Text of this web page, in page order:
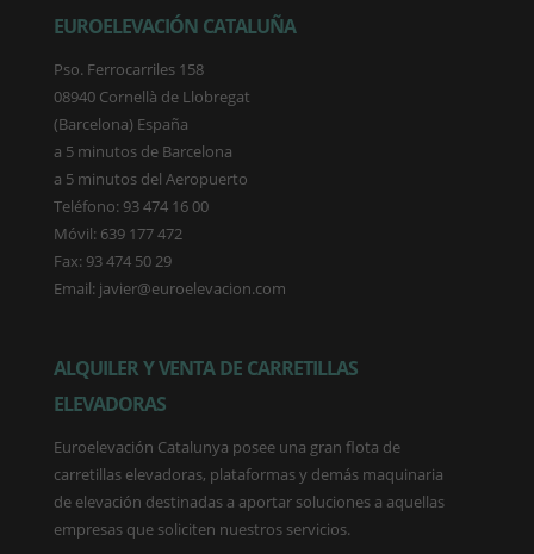
EUROELEVACIÓN CATALUÑA
Pso. Ferrocarriles 158
08940 Cornellà de Llobregat
(Barcelona) España
a 5 minutos de Barcelona
a 5 minutos del Aeropuerto
Teléfono: 93 474 16 00
Móvil: 639 177 472
Fax: 93 474 50 29
Email: javier@euroelevacion.com
ALQUILER Y VENTA DE CARRETILLAS
ELEVADORAS
Euroelevación Catalunya posee una gran flota de
carretillas elevadoras, plataformas y demás maquinaria
de elevación destinadas a aportar soluciones a aquellas
empresas que soliciten nuestros servicios.